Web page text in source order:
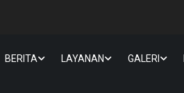
BERITA LAYANAN GALERI